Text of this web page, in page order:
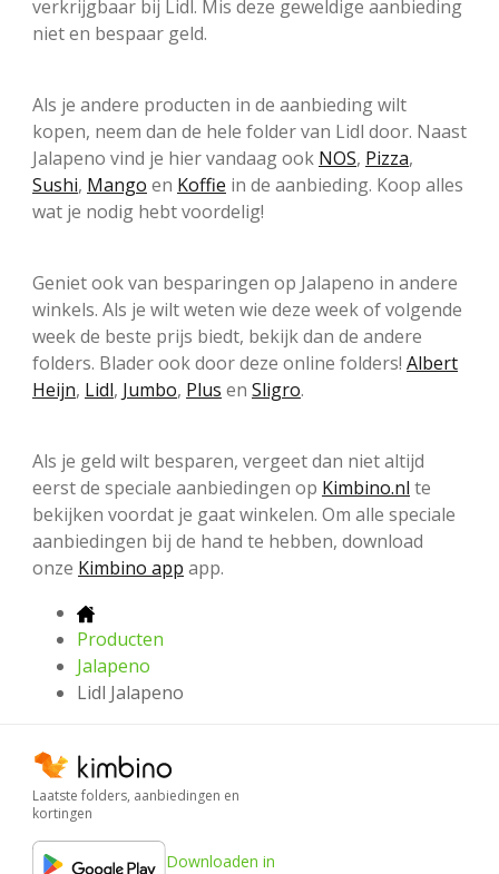
verkrijgbaar bij Lidl. Mis deze geweldige aanbieding
niet en bespaar geld.
Als je andere producten in de aanbieding wilt
kopen, neem dan de hele folder van Lidl door. Naast
Jalapeno vind je hier vandaag ook NOS, Pizza,
Sushi, Mango en Koffie in de aanbieding. Koop alles
wat je nodig hebt voordelig!
Geniet ook van besparingen op Jalapeno in andere
winkels. Als je wilt weten wie deze week of volgende
week de beste prijs biedt, bekijk dan de andere
folders. Blader ook door deze online folders! Albert
Heijn, Lidl, Jumbo, Plus en Sligro.
Als je geld wilt besparen, vergeet dan niet altijd
eerst de speciale aanbiedingen op Kimbino.nl te
bekijken voordat je gaat winkelen. Om alle speciale
aanbiedingen bij de hand te hebben, download
onze Kimbino app app.
Producten
Jalapeno
Lidl Jalapeno
Laatste folders, aanbiedingen en
kortingen
Downloaden in